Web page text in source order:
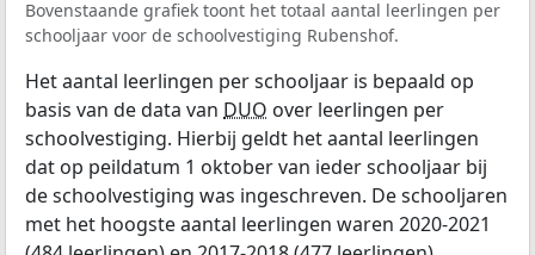
Bovenstaande grafiek toont het totaal aantal leerlingen per
schooljaar voor de schoolvestiging Rubenshof.
Het aantal leerlingen per schooljaar is bepaald op
basis van de data van DUO over leerlingen per
schoolvestiging. Hierbij geldt het aantal leerlingen
dat op peildatum 1 oktober van ieder schooljaar bij
de schoolvestiging was ingeschreven. De schooljaren
met het hoogste aantal leerlingen waren 2020-2021